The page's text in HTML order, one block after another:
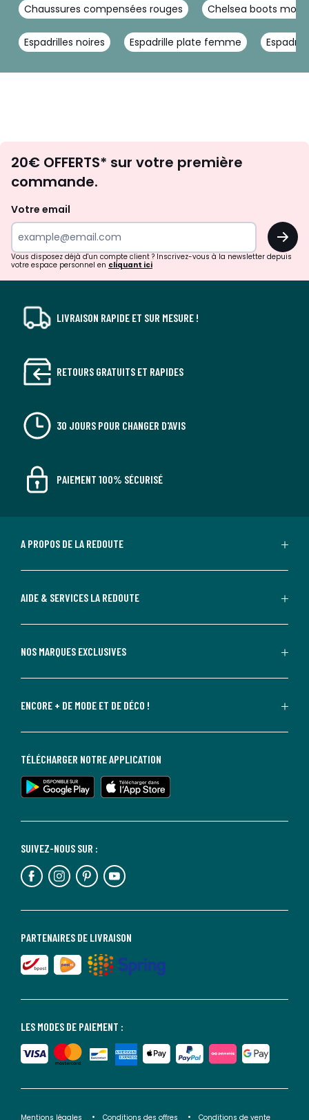
Chaussures compensées rouges Chelsea boots
Espadrilles noires Espadrille plate femme
d'inspirations
surprises?
20€ OFFERTS* sur votre première
commande.
Votre email
OK
Vous disposez déjà d'un compte client ? Inscrivez-vous à la newsletter depuis
votre espace personnel en cliquant ici
LIVRAISON RAPIDE ET SUR MESURE !
RETOURS GRATUITS ET RAPIDES
30 JOURS POUR CHANGER D'AVIS
PAIEMENT 100% SÉCURISÉ
A PROPOS DE LA REDOUTE
AIDE & SERVICES LA REDOUTE
NOS MARQUES EXCLUSIVES
ENCORE + DE MODE ET DE DÉCO !
LES MODES DE PAIEMENT :
PARTENAIRES DE LIVRAISON
SUIVEZ-NOUS SUR :
TÉLÉCHARGER NOTRE APPLICATION
Mentions légales Conditions des offres Conditions de vente